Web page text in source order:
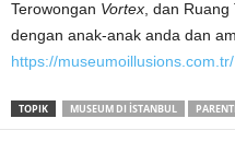
Terowongan Vortex , dan
dengan anak-anak anda dan
https://museumoillusions.com.tr/
TOPIK MUSEUM DI İSTANBUL